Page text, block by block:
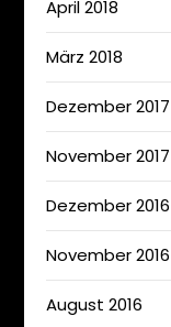
April 2018
März 2018
Dezember 2017
November 2017
Dezember 2016
November 2016
August 2016